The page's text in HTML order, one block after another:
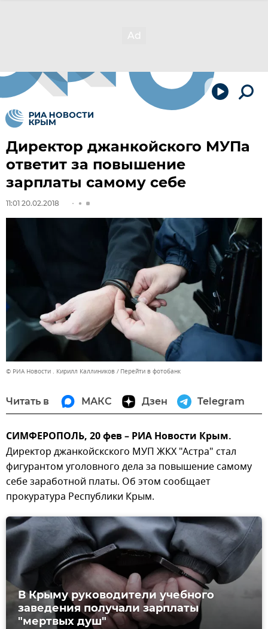
Директор джанкойского МУПа
ответит за повышение
зарплаты самому себе
11:01 20.02.2018
© РИА Новости . Кирилл Каллиников Перейти в фотобанк
Читать в МАКС Дзен Telegram
СИМФЕРОПОЛЬ, 20 фев – РИА Новости Крым.
Директор джанкойскского МУП ЖКХ "Астра" стал
фигурантом уголовного дела за повышение самому
себе заработной платы. Об этом сообщает
прокуратура Республики Крым.
В Крыму руководители учебного
заведения получали зарплаты
"мертвых душ"